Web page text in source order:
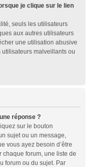
je clique sur le lien
seuls les utilisateurs
aux autres utilisateurs
une utilisation abusive
malveillants ou
réponse ?
sur le bouton
sujet ou un message,
vous ayez besoin d’être
chaque forum, une liste de
forum ou du sujet. Par